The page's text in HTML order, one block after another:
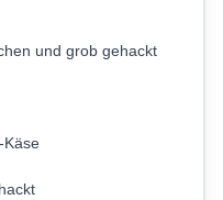
und grob gehackt
Käse